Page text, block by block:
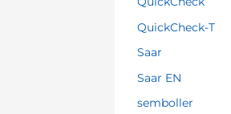
QuickCheck-T
Saar
Saar EN
semboller